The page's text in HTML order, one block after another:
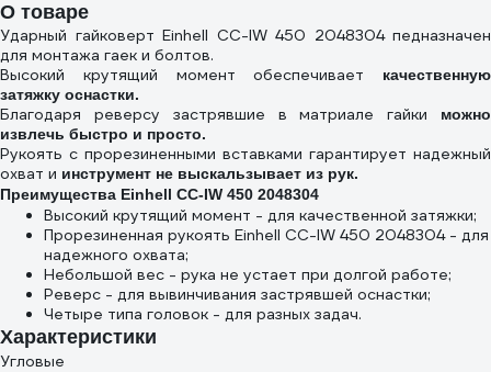
GTE-CT650
537758
О товаре
Ударный гайковерт Einhell CC-IW 450 2048304 педназначен
для монтажа гаек и болтов.
Высокий крутящий момент обеспечивает качественную
затяжку оснастки.
Благодаря реверсу застрявшие в матриале гайки
можно
извлечь быстро и просто.
Рукоять с прорезиненными вставками гарантирует надежный
охват и инструмент не выскальзывает из рук.
Преимущества Einhell CC-IW 450 2048304
Высокий крутящий момент - для качественной затяжки;
Прорезиненная рукоять Einhell CC-IW 450 2048304 - для
надежного охвата;
Небольшой вес - рука не устает при долгой работе;
Реверс - для вывинчивания застрявшей оснастки;
Четыре типа головок - для разных задач.
Характеристики
Угловые